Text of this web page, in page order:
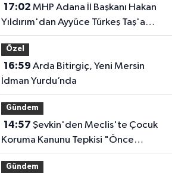
17:02
Yıldırım'dan Ayyüce Türkeş Taş'a
Çok Sert Tepki "Haddinizi Bilin!"
Özel
16:59
İdman Yurdu’nda
Gündem
14:57
Koruma Kanunu Tepkisi "Önce
Bataklığı Kurutmak Zorundayız"
Gündem